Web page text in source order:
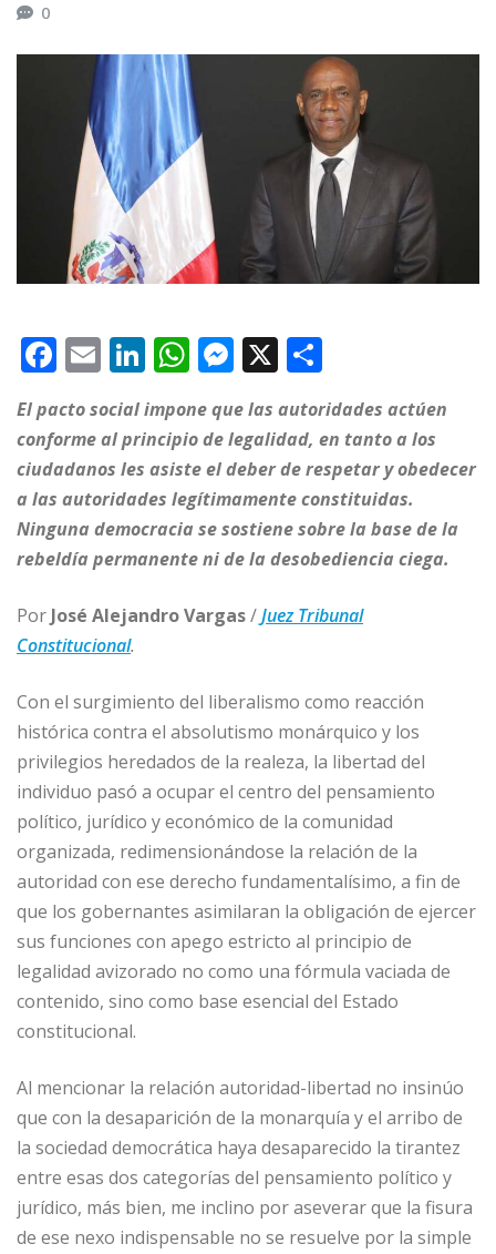
0
F
c
e
b
o
o
k
E
m
ai
l
Li
n
k
e
dI
n
W
at
s
A
p
p
M
e
ss
e
n
g
e
r
X
o
m
p
ar
ti
r
El pacto social impone que las autoridades actúen
conforme al principio de legalidad, en tanto a los
ciudadanos les asiste el deber de respetar y obedecer
a las autoridades legítimamente constituidas.
Ninguna democracia se sostiene sobre la base de la
rebeldía permanente ni de la desobediencia ciega.
Por José Alejandro Vargas/Juez Tribunal
Constitucional.
Con el surgimiento del liberalismo como reacción
histórica contra el absolutismo monárquico y los
privilegios heredados de la realeza, la libertad del
individuo pasó a ocupar el centro del pensamiento
político, jurídico y económico de la comunidad
organizada, redimensionándose la relación de la
autoridad con ese derecho fundamentalísimo, a fin de
que los gobernantes asimilaran la obligación de ejercer
sus funciones con apego estricto al principio de
legalidad avizorado no como una fórmula vaciada de
contenido, sino como base esencial del Estado
constitucional.
Al mencionar la relación autoridad-libertad no insinúo
que con la desaparición de la monarquía y el arribo de
la sociedad democrática haya desaparecido la tirantez
entre esas dos categorías del pensamiento político y
jurídico, más bien, me inclino por aseverar que la fisura
de ese nexo indispensable no se resuelve por la simple